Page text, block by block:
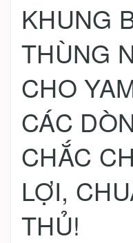
KHUNG
THÙNG
CHO
CÁC
CHẮC
LỢI,
THỦ!